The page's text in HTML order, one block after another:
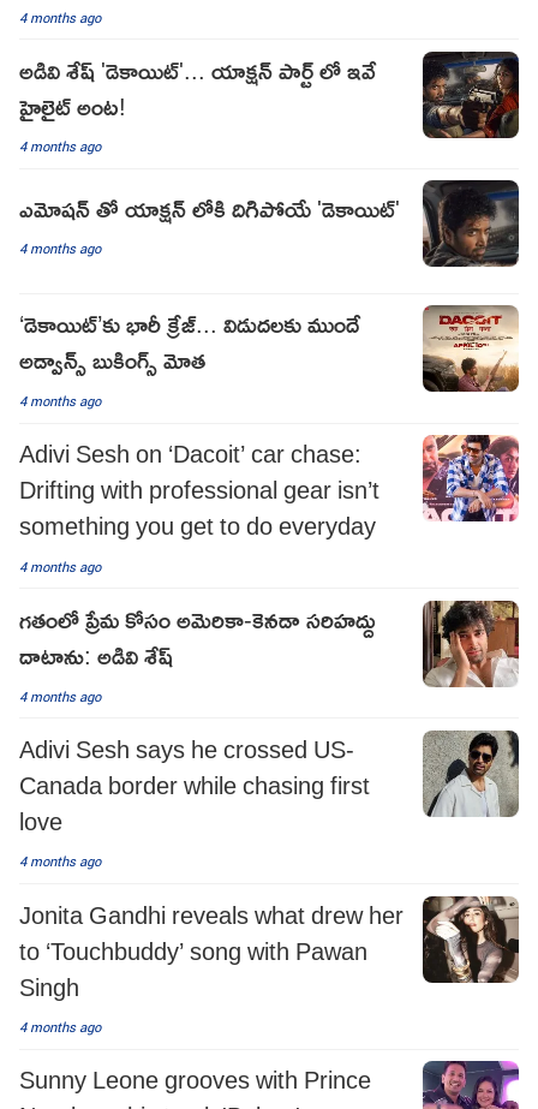
4 months ago
అడివి శేష్ 'డెకాయిట్'... యాక్షన్ పార్ట్ లో ఇవే
హైలైట్ అంట!
4 months ago
ఎమోషన్ తో యాక్షన్ లోకి దిగిపోయే 'డెకాయిట్'
4 months ago
‘డెకాయిట్’కు భారీ క్రేజ్... విడుదలకు ముందే
అడ్వాన్స్ బుకింగ్స్‌ మోత
4 months ago
Adivi Sesh on ‘Dacoit’ car chase:
Drifting with professional gear isn’t
something you get to do everyday
4 months ago
గతంలో ప్రేమ కోసం అమెరికా-కెనడా సరిహద్దు
దాటాను: అడివి శేష్
4 months ago
Adivi Sesh says he crossed US-
Canada border while chasing first
love
4 months ago
Jonita Gandhi reveals what drew her
to ‘Touchbuddy’ song with Pawan
Singh
4 months ago
Sunny Leone grooves with Prince